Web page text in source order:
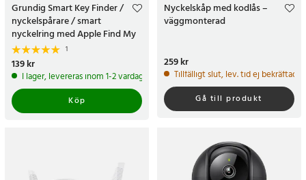
Grundig Smart Key Finder /
nyckelspårare / smart
nyckelring med Apple Find My
1
Pris:139 kr
139 kr
I lager, levereras inom 1-2 vardagar
Köp
Nyckelskåp med kodlås –
väggmonterad
Pris:259 kr
259 kr
Tillfälligt slut, lev. tid ej bekräftad.
Gå till produkt